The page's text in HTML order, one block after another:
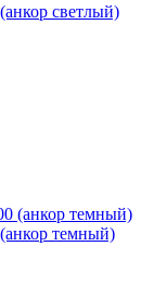
светлый)
темный)